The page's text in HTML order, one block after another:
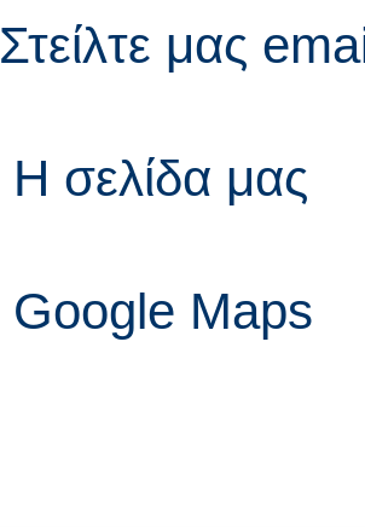
Στείλτε μας
Η σελίδα μας
Google Maps